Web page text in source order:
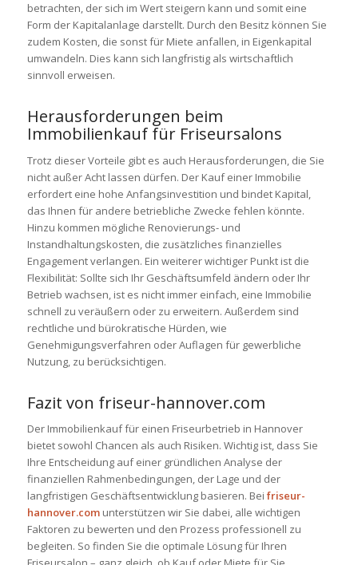
betrachten, der sich im Wert steigern kann und somit eine
Form der Kapitalanlage darstellt. Durch den Besitz können Sie
zudem Kosten, die sonst für Miete anfallen, in Eigenkapital
umwandeln. Dies kann sich langfristig als wirtschaftlich
sinnvoll erweisen.
Herausforderungen beim
Immobilienkauf für Friseursalons
Trotz dieser Vorteile gibt es auch Herausforderungen, die Sie
nicht außer Acht lassen dürfen. Der Kauf einer Immobilie
erfordert eine hohe Anfangsinvestition und bindet Kapital,
das Ihnen für andere betriebliche Zwecke fehlen könnte.
Hinzu kommen mögliche Renovierungs- und
Instandhaltungskosten, die zusätzliches finanzielles
Engagement verlangen. Ein weiterer wichtiger Punkt ist die
Flexibilität: Sollte sich Ihr Geschäftsumfeld ändern oder Ihr
Betrieb wachsen, ist es nicht immer einfach, eine Immobilie
schnell zu veräußern oder zu erweitern. Außerdem sind
rechtliche und bürokratische Hürden, wie
Genehmigungsverfahren oder Auflagen für gewerbliche
Nutzung, zu berücksichtigen.
Fazit von friseur-hannover.com
Der Immobilienkauf für einen Friseurbetrieb in Hannover
bietet sowohl Chancen als auch Risiken. Wichtig ist, dass Sie
Ihre Entscheidung auf einer gründlichen Analyse der
finanziellen Rahmenbedingungen, der Lage und der
langfristigen Geschäftsentwicklung basieren. Bei friseur-
hannover.comunterstützen wir Sie dabei, alle wichtigen
Faktoren zu bewerten und den Prozess professionell zu
begleiten. So finden Sie die optimale Lösung für Ihren